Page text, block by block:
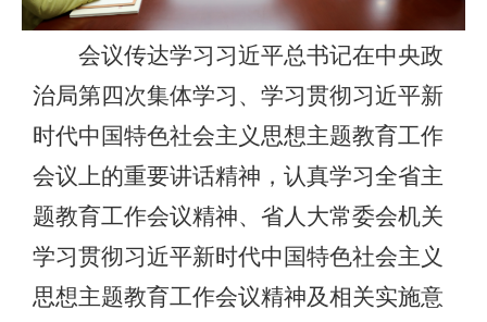
会议传达学习习近平总书记在中央政
治局第四次集体学习、学习贯彻习近平新
时代中国特色社会主义思想主题教育工作
会议上的重要讲话精神，认真学习全省主
题教育工作会议精神、省人大常委会机关
学习贯彻习近平新时代中国特色社会主义
思想主题教育工作会议精神及相关实施意